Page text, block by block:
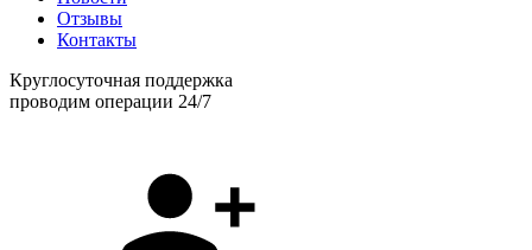
Отзывы
Контакты
Круглосуточная поддержка
проводим операции 24/7